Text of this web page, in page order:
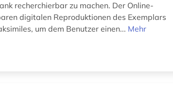
recherchierbar zu machen. Der Online-
digitalen Reproduktionen des Exemplars
um dem Benutzer einen... Mehr